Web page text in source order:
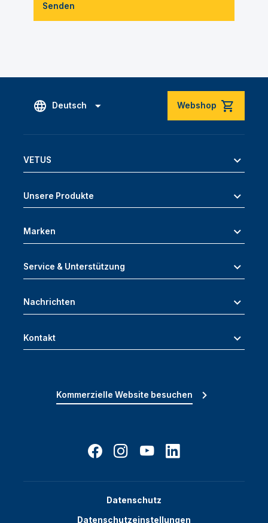
Senden
Deutsch Webshop
VETUS
Unsere Produkte
Marken
Service & Unterstützung
Nachrichten
Kontakt
Kommerzielle Website besuchen
Datenschutz
Datenschutzeinstellungen